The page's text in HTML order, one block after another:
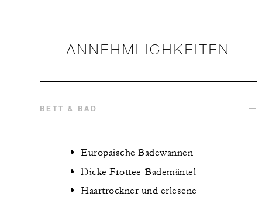
ANNEHMLICHKEITEN
BETT & BAD
Europäische Badewannen
Dicke Frottee-Bademäntel
Haartrockner und erlesene